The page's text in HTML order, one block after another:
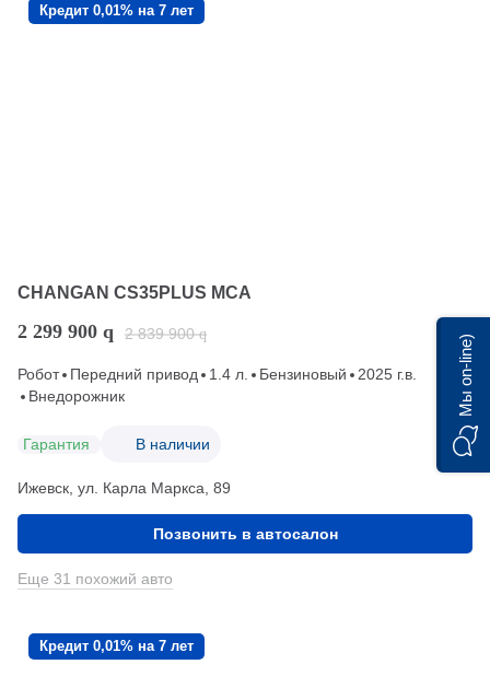
Кредит 0,01% на 7 лет
CHANGAN CS35PLUS MCA
2 299 900 q 2 839 900 q
Робот Передний привод 1.4 л. Бензиновый
2025 г.в.
Внедорожник
Гарантия В наличии
Ижевск, ул. Карла Маркса, 89
Позвонить в автосалон
Еще 31 похожий авто
Кредит 0,01% на 7 лет
Мы on-line)